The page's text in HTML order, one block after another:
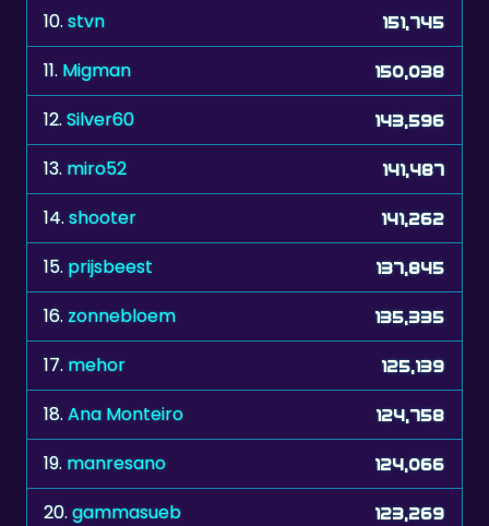
11. Migman 150,038
12.Silver60 143,596
13. miro52 141,487
14.shooter 141,262
15. prijsbeest 137,845
16. zonnebloem 135,335
17. mehor 125,139
18. Ana Monteiro 124,758
19. manresano 124,066
20.gammasueb 123,269
21. zelenkka 122,941